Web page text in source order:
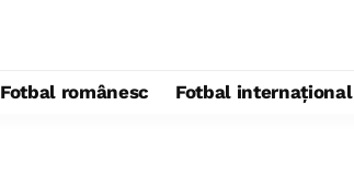
Fotbal românesc Fotbal internațional